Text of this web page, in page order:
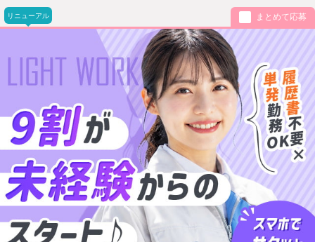
リニューアル まとめて応募